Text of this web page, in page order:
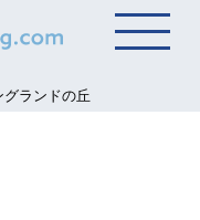
ランドの丘